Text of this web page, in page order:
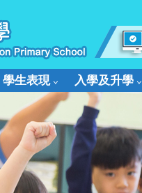
學生表現 入學及升學